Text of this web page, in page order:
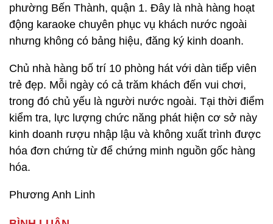
phường Bến Thành, quận 1. Đây là nhà hàng hoạt
động karaoke chuyên phục vụ khách nước ngoài
nhưng không có bảng hiệu, đăng ký kinh doanh.
Chủ nhà hàng bố trí 10 phòng hát với dàn tiếp viên
trẻ đẹp. Mỗi ngày có cả trăm khách đến vui chơi,
trong đó chủ yếu là người nước ngoài. Tại thời điểm
kiểm tra, lực lượng chức năng phát hiện cơ sở này
kinh doanh rượu nhập lậu và không xuất trình được
hóa đơn chứng từ để chứng minh nguồn gốc hàng
hóa.
Phương Anh Linh